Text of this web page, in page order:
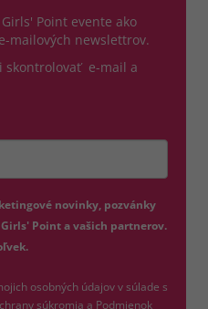
Point evente ako
mailových newslettrov.
skontrolovať e-mail a
novinky, pozvánky
Point a vašich partnerov.
osobných údajov v súlade s
súkromia (otvorí sa v novom okne)
a Podmienok